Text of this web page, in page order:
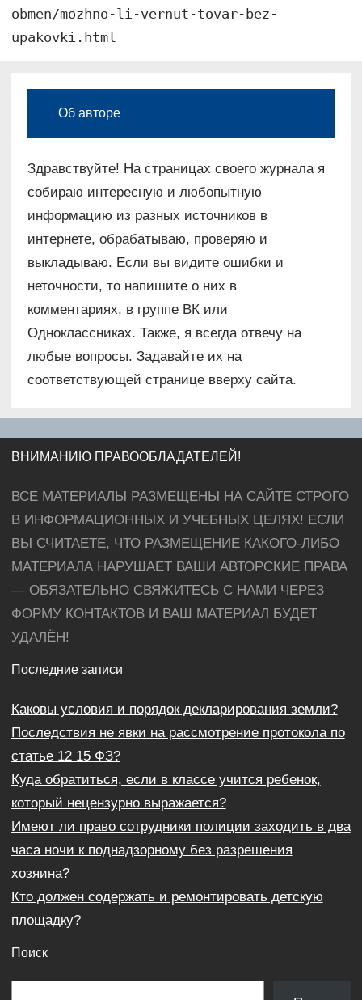
obmen/mozhno-li-vernut-tovar-bez-
upakovki.html
Об авторе
Здравствуйте! На страницах своего журнала я
собираю интересную и любопытную
информацию из разных источников в
интернете, обрабатываю, проверяю и
выкладываю. Если вы видите ошибки и
неточности, то напишите о них в
комментариях, в группе ВК или
Одноклассниках. Также, я всегда отвечу на
любые вопросы. Задавайте их на
соответствующей странице вверху сайта.
ВНИМАНИЮ ПРАВООБЛАДАТЕЛЕЙ!
ВСЕ МАТЕРИАЛЫ РАЗМЕЩЕНЫ НА САЙТЕ СТРОГО
В ИНФОРМАЦИОННЫХ И УЧЕБНЫХ ЦЕЛЯХ! ЕСЛИ
ВЫ СЧИТАЕТЕ, ЧТО РАЗМЕЩЕНИЕ КАКОГО-ЛИБО
МАТЕРИАЛА НАРУШАЕТ ВАШИ АВТОРСКИЕ ПРАВА
— ОБЯЗАТЕЛЬНО СВЯЖИТЕСЬ С НАМИ ЧЕРЕЗ
ФОРМУ КОНТАКТОВ И ВАШ МАТЕРИАЛ БУДЕТ
УДАЛЁН!
Последние записи
Каковы условия и порядок декларирования земли?
Последствия не явки на рассмотрение протокола по
статье 12 15 ФЗ?
Куда обратиться, если в классе учится ребенок,
который нецензурно выражается?
Имеют ли право сотрудники полиции заходить в два
часа ночи к поднадзорному без разрешения
хозяина?
Кто должен содержать и ремонтировать детскую
площадку?
Поиск